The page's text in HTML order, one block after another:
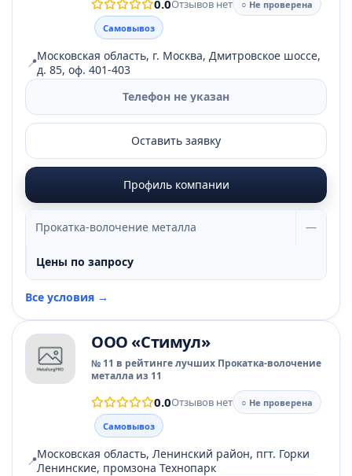
0.0Отзывов нет
○ Не проверена
Самовывоз
📍Московская область, г. Москва, Дмитровское шоссе,
д. 85, оф. 401-403
Телефон не указан
Оставить заявку
Профиль компании
Прокатка-волочение металла —
Цены по запросу
Все условия →
ООО «Стимул»
№ 11 в рейтинге лучших Прокатка-волочение
металла из 11
0.0Отзывов нет
○ Не проверена
Самовывоз
📍Московская область, Ленинский район, пгт. Горки
Ленинские, промзона Технопарк